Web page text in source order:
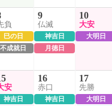
負
巳の日
不成就日
9
仏滅
神吉日
月徳日
10
大安
大明日
安
神吉日
16
赤口
神吉日
17
先勝
大明日